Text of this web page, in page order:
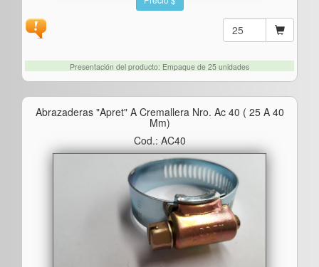
Presentación del producto: Empaque de 25 unidades
Abrazaderas "apret" A Cremallera Nro. Ac 40 ( 25 A 40
Mm)
Cod.: AC40